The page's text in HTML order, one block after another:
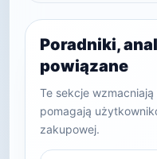
Poradniki,
powiązane
Te sekcje
pomagają
zakupowej.